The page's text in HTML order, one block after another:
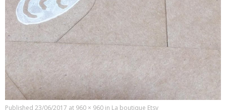
Published 23/06/2017 at 960 × 960 in La boutique Etsy